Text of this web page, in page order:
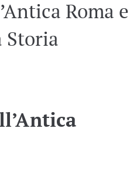
Roma e
Storia